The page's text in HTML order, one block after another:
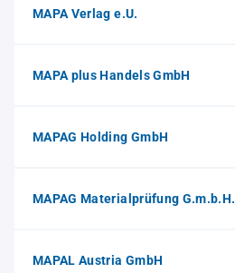
MAPA Verlag e.U.
MAPA plus Handels GmbH
MAPAG Holding GmbH
MAPAG Materialprüfung G.m.b.H.
MAPAL Austria GmbH